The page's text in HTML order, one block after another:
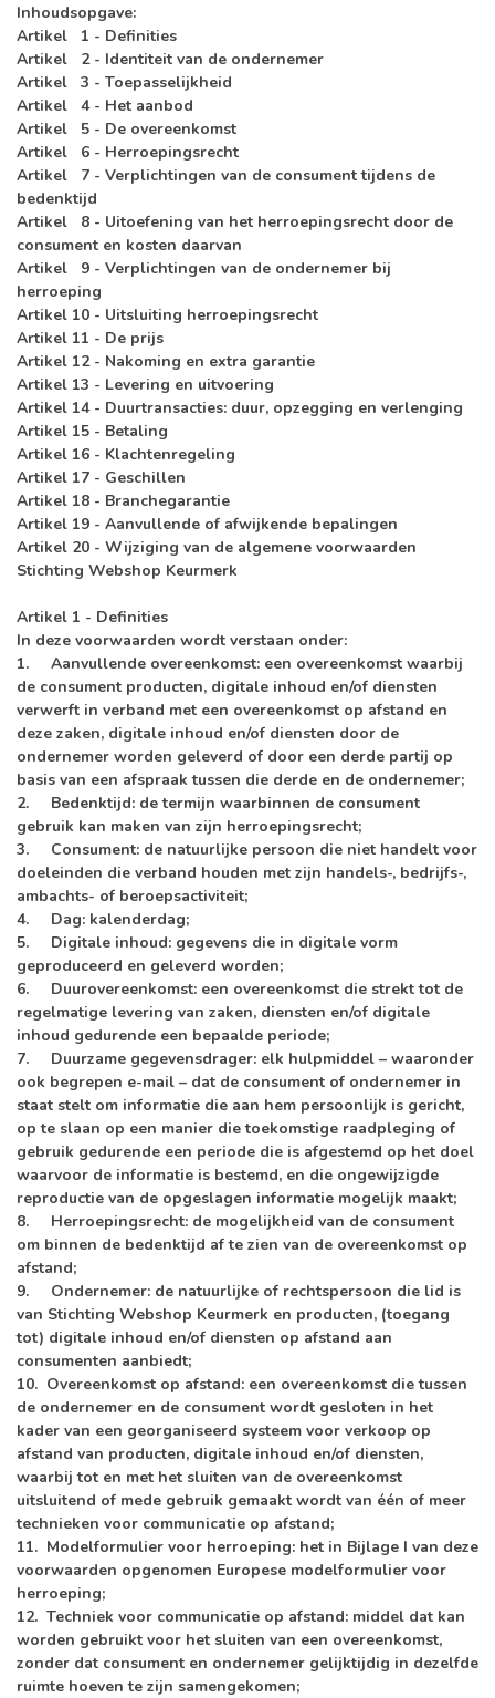
Inhoudsopgave:
Artikel 1 - Definities
Artikel 2 - Identiteit van de ondernemer
Artikel 3 - Toepasselijkheid
Artikel 4 - Het aanbod
Artikel 5 - De overeenkomst
Artikel 6 - Herroepingsrecht
Artikel 7 - Verplichtingen van de consument tijdens de
bedenktijd
Artikel 8 - Uitoefening van het herroepingsrecht door de
consument en kosten daarvan
Artikel 9 - Verplichtingen van de ondernemer bij
herroeping
Artikel 10 - Uitsluiting herroepingsrecht
Artikel 11 - De prijs
Artikel 12 - Nakoming en extra garantie
Artikel 13 - Levering en uitvoering
Artikel 14 - Duurtransacties: duur, opzegging en verlenging
Artikel 15 - Betaling
Artikel 16 - Klachtenregeling
Artikel 17 - Geschillen
Artikel 18 - Branchegarantie
Artikel 19 - Aanvullende of afwijkende bepalingen
Artikel 20 - Wijziging van de algemene voorwaarden
Stichting Webshop Keurmerk
Artikel 1 - Definities
In deze voorwaarden wordt verstaan onder:
1. Aanvullende overeenkomst: een overeenkomst waarbij
de consument producten, digitale inhoud en/of diensten
verwerft in verband met een overeenkomst op afstand en
deze zaken, digitale inhoud en/of diensten door de
ondernemer worden geleverd of door een derde partij op
basis van een afspraak tussen die derde en de ondernemer;
2. Bedenktijd: de termijn waarbinnen de consument
gebruik kan maken van zijn herroepingsrecht;
3. Consument: de natuurlijke persoon die niet handelt voor
doeleinden die verband houden met zijn handels-, bedrijfs-,
ambachts- of beroepsactiviteit;
4. Dag: kalenderdag;
5. Digitale inhoud: gegevens die in digitale vorm
geproduceerd en geleverd worden;
6. Duurovereenkomst: een overeenkomst die strekt tot de
regelmatige levering van zaken, diensten en/of digitale
inhoud gedurende een bepaalde periode;
7. Duurzame gegevensdrager: elk hulpmiddel – waaronder
ook begrepen e-mail – dat de consument of ondernemer in
staat stelt om informatie die aan hem persoonlijk is gericht,
op te slaan op een manier die toekomstige raadpleging of
gebruik gedurende een periode die is afgestemd op het doel
waarvoor de informatie is bestemd, en die ongewijzigde
reproductie van de opgeslagen informatie mogelijk maakt;
8. Herroepingsrecht: de mogelijkheid van de consument
om binnen de bedenktijd af te zien van de overeenkomst op
afstand;
9. Ondernemer: de natuurlijke of rechtspersoon die lid is
van Stichting Webshop Keurmerk en producten, (toegang
tot) digitale inhoud en/of diensten op afstand aan
consumenten aanbiedt;
10. Overeenkomst op afstand: een overeenkomst die tussen
de ondernemer en de consument wordt gesloten in het
kader van een georganiseerd systeem voor verkoop op
afstand van producten, digitale inhoud en/of diensten,
waarbij tot en met het sluiten van de overeenkomst
uitsluitend of mede gebruik gemaakt wordt van één of meer
technieken voor communicatie op afstand;
11. Modelformulier voor herroeping: het in Bijlage I van deze
voorwaarden opgenomen Europese modelformulier voor
herroeping;
12. Techniek voor communicatie op afstand: middel dat kan
worden gebruikt voor het sluiten van een overeenkomst,
zonder dat consument en ondernemer gelijktijdig in dezelfde
ruimte hoeven te zijn samengekomen;